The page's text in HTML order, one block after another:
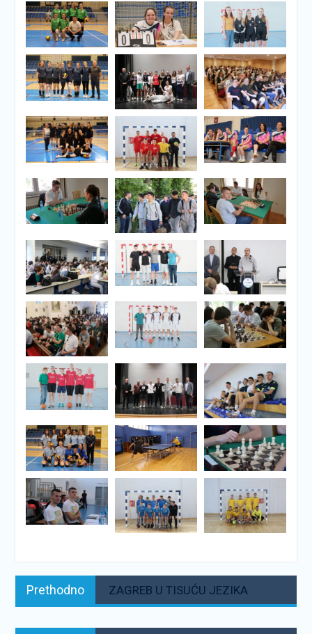
Navigacija
objava
Prethodno ZAGREB U TISUĆU JEZIKA